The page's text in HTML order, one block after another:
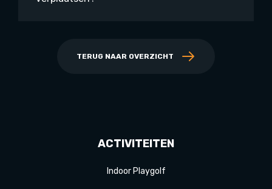
TERUG NAAR OVERZICHT
ACTIVITEITEN
Indoor Playgolf